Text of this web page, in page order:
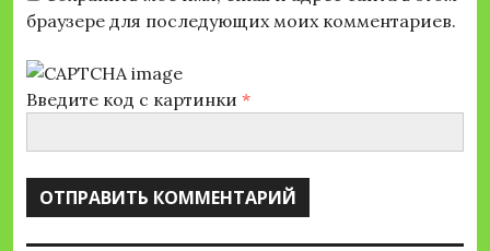
браузере для последующих моих комментариев.
Введите код с картинки *